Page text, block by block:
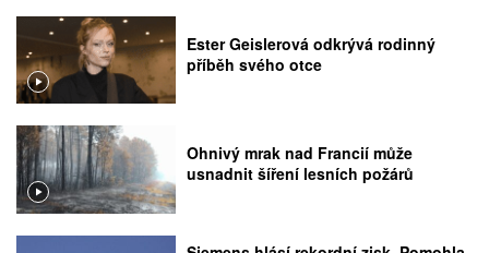
Ester Geislerová odkrývá rodinný
příběh svého otce
Ohnivý mrak nad Francií může
usnadnit šíření lesních požárů